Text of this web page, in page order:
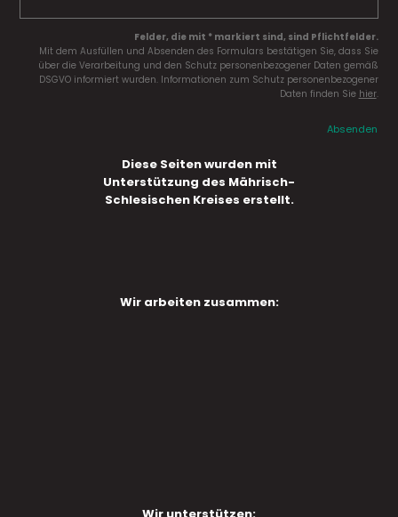
Felder, die mit * markiert sind, sind Pflichtfelder.
Mit dem Ausfüllen und Absenden des Formulars bestätigen Sie, dass Sie
über die Verarbeitung und den Schutz personenbezogener Daten gemäß
DSGVO informiert wurden. Informationen zum Schutz personenbezogener
Daten finden Sie hier.
Absenden
Diese Seiten wurden mit
Unterstützung des Mährisch-
Schlesischen Kreises erstellt.
Wir arbeiten zusammen: